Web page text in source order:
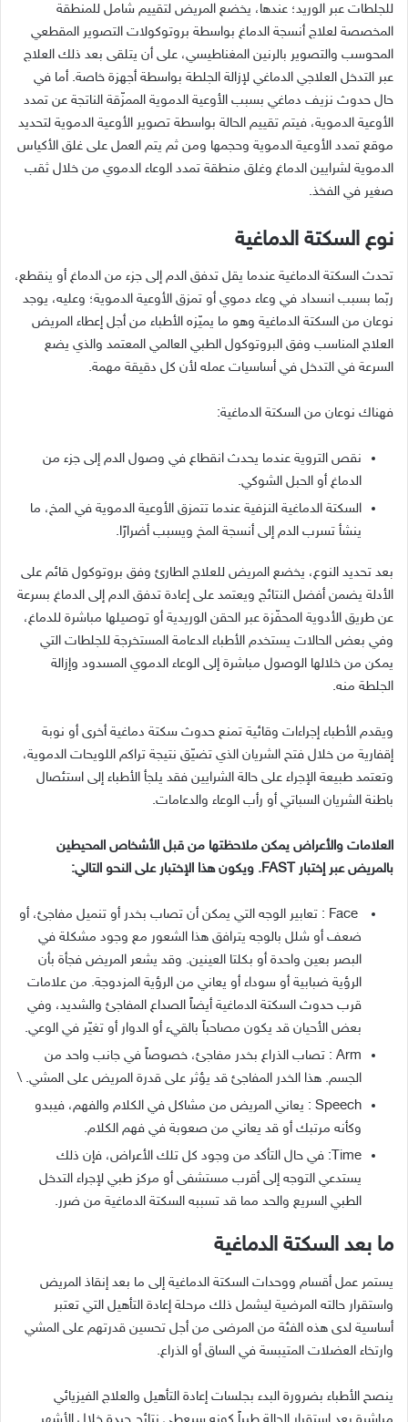
للجلطات عبر الوريد؛ عندها، يخضع المريض لتقييم شامل للمنطقة
المخصصة لعلاج أنسجة الدماغ بواسطة بروتوكولات التصوير المقطعي
المحوسب والتصوير بالرنين المغناطيسي، على أن يتلقى بعد ذلك العلاج
عبر التدخل العلاجي الدماغي لإزالة الجلطة بواسطة أجهزة خاصة. أما في
حال حدوث نزيف دماغي بسبب الأوعية الدموية الممزّقة الناتجة عن تمدد
الأوعية الدموية، فيتم تقييم الحالة بواسطة تصوير الأوعية الدموية لتحديد
موقع تمدد الأوعية الدموية وحجمها ومن ثم يتم العمل على غلق الأكياس
الدموية لشرايين الدماغ وغلق منطقة تمدد الوعاء الدموي من خلال ثقب
صغير في الفخذ.
نوع السكتة الدماغية
تحدث السكتة الدماغية عندما يقل تدفق الدم إلى جزء من الدماغ أو ينقطع،
ربّما بسبب انسداد في وعاء دموي أو تمزق الأوعية الدموية؛ وعليه، يوجد
نوعان من السكتة الدماغية وهو ما يميّزه الأطباء من أجل إعطاء المريض
العلاج المناسب وفق البروتوكول الطبي العالمي المعتمد والذي يضع
السرعة في التدخل في أساسيات عمله لأن كل دقيقة مهمة.
فهناك نوعان من السكتة الدماغية:
نقص التروية عندما يحدث انقطاع في وصول الدم إلى جزء من
الدماغ أو الحبل الشوكي.
السكتة الدماغية النزفية عندما تتمزق الأوعية الدموية في المخ، ما
ينشأ تسرب الدم إلى أنسجة المخ ويسبب أضرارًا.
بعد تحديد النوع، يخضع المريض للعلاج الطارئ وفق بروتوكول قائم على
الأدلة يضمن أفضل النتائج ويعتمد على إعادة تدفق الدم إلى الدماغ بسرعة
عن طريق الأدوية المحفّزة عبر الحقن الوريدية أو توصيلها مباشرة للدماغ،
وفي بعض الحالات يستخدم الأطباء الدعامة المستخرجة للجلطات التي
يمكن من خلالها الوصول مباشرة إلى الوعاء الدموي المسدود وإزالة
الجلطة منه.
ويقدم الأطباء إجراءات وقائية تمنع حدوث سكتة دماغية أخرى أو نوبة
إقفارية من خلال فتح الشريان الذي تضيّق نتيجة تراكم اللويحات الدموية،
وتعتمد طبيعة الإجراء على حالة الشرايين فقد يلجأ الأطباء إلى استئصال
باطنة الشريان السباتي أو رأب الوعاء والدعامات.
العلامات والأعراض يمكن ملاحظتها من قبل الأشخاص المحيطين
بالمريض عبر إختبار FAST. ويكون هذا الإختبار على النحو التالي:
Face : تعابير الوجه التي يمكن أن تصاب بخدر أو تنميل مفاجئ، أو
ضعف أو شلل بالوجه يترافق هذا الشعور مع وجود مشكلة في
البصر بعين واحدة أو بكلتا العينين. وقد يشعر المريض فجأة بأن
الرؤية ضبابية أو سوداء أو يعاني من الرؤية المزدوجة. من علامات
قرب حدوث السكتة الدماغية أيضاً الصداع المفاجئ والشديد، وفي
بعض الأحيان قد يكون مصاحباً بالقيء أو الدوار أو تغيّر في الوعي.
Arm : تصاب الذراع بخدر مفاجئ، خصوصاً في جانب واحد من
الجسم. هذا الخدر المفاجئ قد يؤثر على قدرة المريض على المشي. \
Speech : يعاني المريض من مشاكل في الكلام والفهم، فيبدو
وكأنه مرتبك أو قد يعاني من صعوبة في فهم الكلام.
Time: في حال التأكد من وجود كل تلك الأعراض، فإن ذلك
يستدعي التوجه إلى أقرب مستشفى أو مركز طبي لإجراء التدخل
الطبي السريع والحد مما قد تسببه السكتة الدماغية من ضرر.
ما بعد السكتة الدماغية
يستمر عمل أقسام ووحدات السكتة الدماغية إلى ما بعد إنقاذ المريض
واستقرار حالته المرضية ليشمل ذلك مرحلة إعادة التأهيل التي تعتبر
أساسية لدى هذه الفئة من المرضى من أجل تحسين قدرتهم على المشي
وارتخاء العضلات المتيبسة في الساق أو الذراع.
ينصح الأطباء بضرورة البدء بجلسات إعادة التأهيل والعلاج الفيزيائي